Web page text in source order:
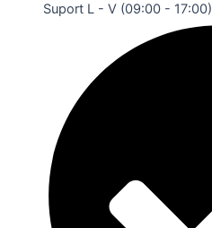
Suport L - V (09:00 - 17:00)